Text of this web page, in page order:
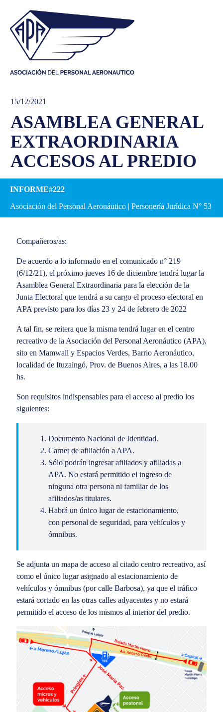
15/12/2021
ASAMBLEA GENERAL
EXTRAORDINARIA
ACCESOS AL PREDIO
INFORME#222
Asociación del Personal Aeronáutico | Personería Jurídica N° 53
Compañeros/as:
De acuerdo a lo informado en el comunicado n° 219
(6/12/21), el próximo jueves 16 de diciembre tendrá lugar la
Asamblea General Extraordinaria para la elección de la
Junta Electoral que tendrá a su cargo el proceso electoral en
APA previsto para los días 23 y 24 de febrero de 2022
A tal fin, se reitera que la misma tendrá lugar en el centro
recreativo de la Asociación del Personal Aeronáutico (APA),
sito en Mamwall y Espacios Verdes, Barrio Aeronáutico,
localidad de Ituzaingó, Prov. de Buenos Aires, a las 18.00
hs.
Son requisitos indispensables para el acceso al predio los
siguientes:
Documento Nacional de Identidad.
Carnet de afiliación a APA.
Sólo podrán ingresar afiliados y afiliadas a
APA. No estará permitido el ingreso de
ninguna otra persona ni familiar de los
afiliados/as titulares.
Habrá un único lugar de estacionamiento,
con personal de seguridad, para vehículos y
ómnibus.
Se adjunta un mapa de acceso al citado centro recreativo, así
como el único lugar asignado al estacionamiento de
vehículos y ómnibus (por calle Barbosa), ya que el tráfico
estará cortado en las otras calles adyacentes y no estará
permitido el acceso de los mismos al interior del predio.